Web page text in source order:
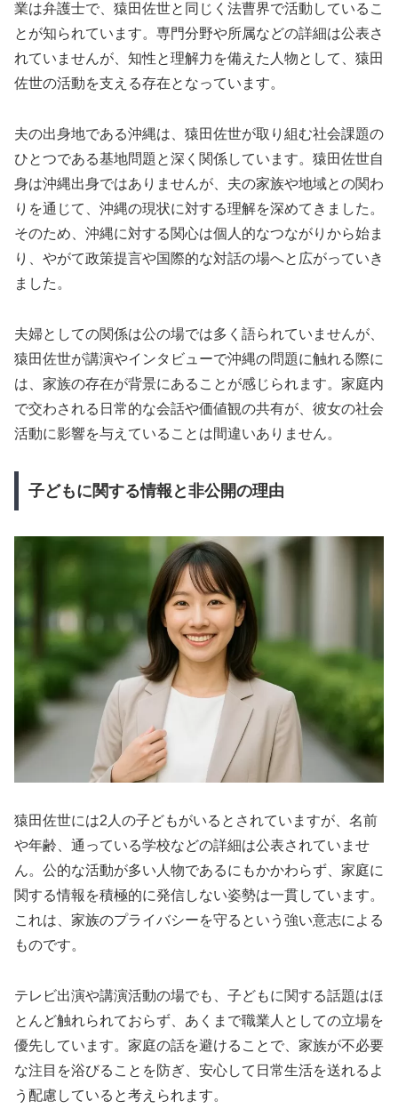
業は弁護士で、猿田佐世と同じく法曹界で活動しているこ
とが知られています。専門分野や所属などの詳細は公表さ
れていませんが、知性と理解力を備えた人物として、猿田
佐世の活動を支える存在となっています。
夫の出身地である沖縄は、猿田佐世が取り組む社会課題の
ひとつである基地問題と深く関係しています。猿田佐世自
身は沖縄出身ではありませんが、夫の家族や地域との関わ
りを通じて、沖縄の現状に対する理解を深めてきました。
そのため、沖縄に対する関心は個人的なつながりから始ま
り、やがて政策提言や国際的な対話の場へと広がっていき
ました。
夫婦としての関係は公の場では多く語られていませんが、
猿田佐世が講演やインタビューで沖縄の問題に触れる際に
は、家族の存在が背景にあることが感じられます。家庭内
で交わされる日常的な会話や価値観の共有が、彼女の社会
活動に影響を与えていることは間違いありません。
子どもに関する情報と非公開の理由
猿田佐世には2人の子どもがいるとされていますが、名前
や年齢、通っている学校などの詳細は公表されていませ
ん。公的な活動が多い人物であるにもかかわらず、家庭に
関する情報を積極的に発信しない姿勢は一貫しています。
これは、家族のプライバシーを守るという強い意志による
ものです。
テレビ出演や講演活動の場でも、子どもに関する話題はほ
とんど触れられておらず、あくまで職業人としての立場を
優先しています。家庭の話を避けることで、家族が不必要
な注目を浴びることを防ぎ、安心して日常生活を送れるよ
う配慮していると考えられます。